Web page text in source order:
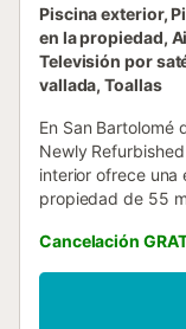
Piscina exterior,
en la propiedad,
Televisión por
vallada, Toallas
En San Bartolomé
Newly
interior ofrece una
propiedad de 55
puede alojar hasta
incluyen Wi-Fi de
un espacio de
televisor, aire
Cancelación